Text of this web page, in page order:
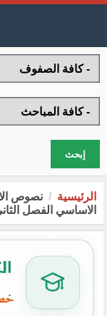
إبحث
الرئيسية
نصوص
الاساسي الفصل